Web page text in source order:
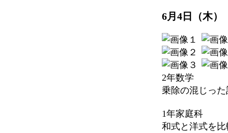
6月4日（木
2年数学
乗除の混じっ
1年家庭科
和式と洋式を